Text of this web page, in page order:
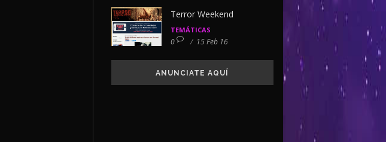
Terror Weekend
TEMÁTICAS
0 / 15 Feb 16
ANUNCIATE AQUÍ